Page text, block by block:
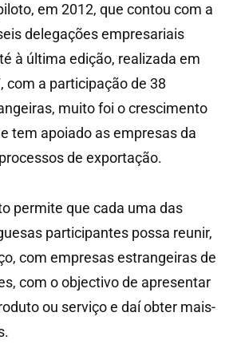
em 2012, que contou com a
delegações empresariais
à última edição, realizada em
com a participação de 38
muito foi o crescimento
tem apoiado as empresas da
de exportação.
permite que cada uma das
participantes possa reunir,
com empresas estrangeiras de
com o objectivo de apresentar
ou serviço e daí obter mais-